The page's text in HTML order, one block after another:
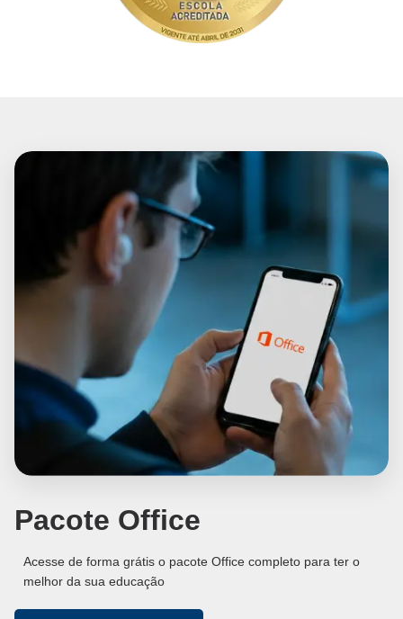
Pacote Office
Acesse de forma grátis o pacote Office completo para ter o
melhor da sua educação